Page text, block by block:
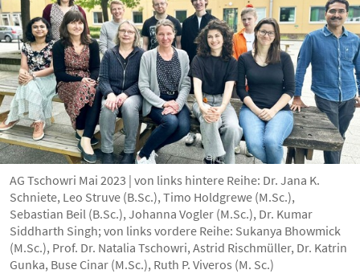
AG Tschowri Mai 2023 | von links hintere Reihe: Dr. Jana K.
Schniete, Leo Struve (B.Sc.), Timo Holdgrewe (M.Sc.),
Sebastian Beil (B.Sc.), Johanna Vogler (M.Sc.), Dr. Kumar
Siddharth Singh; von links vordere Reihe: Sukanya Bhowmick
(M.Sc.), Prof. Dr. Natalia Tschowri, Astrid Rischmüller, Dr. Katrin
Gunka, Buse Cinar (M.Sc.), Ruth P. Viveros (M. Sc.)